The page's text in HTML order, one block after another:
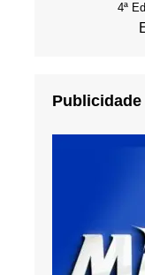
4ª
Publicidade